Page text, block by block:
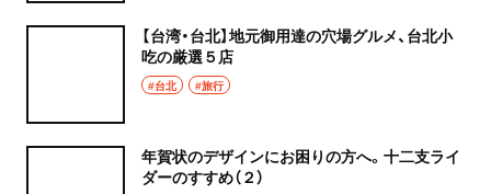
【台湾・台北】地元御用達の穴場グルメ、台北小
吃の厳選５店
#台北 #旅行
年賀状のデザインにお困りの方へ。十二支ライ
ダーのすすめ（２）